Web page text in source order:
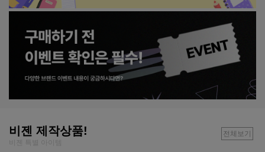
비젠 제작상품!
비젠 특별 아이템
전체보기